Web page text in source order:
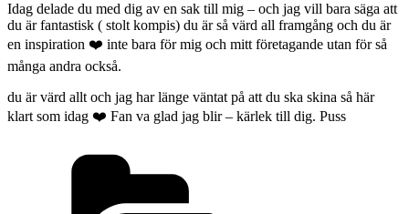
Idag delade du med dig av en sak till mig – och jag vill bara säga att
du är fantastisk ( stolt kompis) du är så värd all framgång och du är
en inspiration ❤️ inte bara för mig och mitt företagande utan för så
många andra också.
du är värd allt och jag har länge väntat på att du ska skina så här
klart som idag ❤️ Fan va glad jag blir – kärlek till dig. Puss